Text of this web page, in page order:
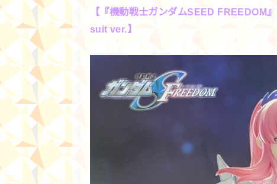
【『機動戦士ガンダムSEED
suit ver.】